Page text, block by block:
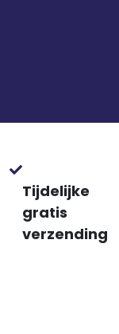
Tijdelijke
gratis
verzending